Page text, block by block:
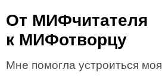
От МИФчитателя
к МИФотворцу
Мне помогла устроиться